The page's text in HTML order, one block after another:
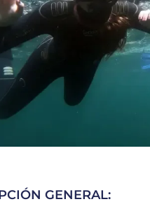
GENERAL: